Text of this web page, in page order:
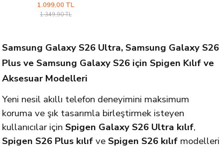
Güçlendirilmiş Cam Teknolojisi Anti-Dust
Uygulama Kolay Kurulum GLAS.tR EZ Fit
1.099,00 TL
1.349,90 TL
Samsung Galaxy S26 Ultra, Samsung Galaxy S26
Plus ve Samsung Galaxy S26 için Spigen Kılıf ve
Aksesuar Modelleri
Yeni nesil akıllı telefon deneyimini maksimum
koruma ve şık tasarımla birleştirmek isteyen
kullanıcılar için Spigen Galaxy S26 Ultra kılıf,
Spigen S26 Plus kılıfveSpigen S26 kılıf modelleri